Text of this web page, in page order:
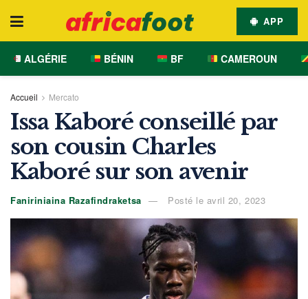
APP
ALGÉRIE BÉNIN BF CAMEROUN
Accueil Mercato
Issa Kaboré conseillé par
son cousin Charles
Kaboré sur son avenir
Faniriniaina Razafindraketsa Posté le avril 20, 2023